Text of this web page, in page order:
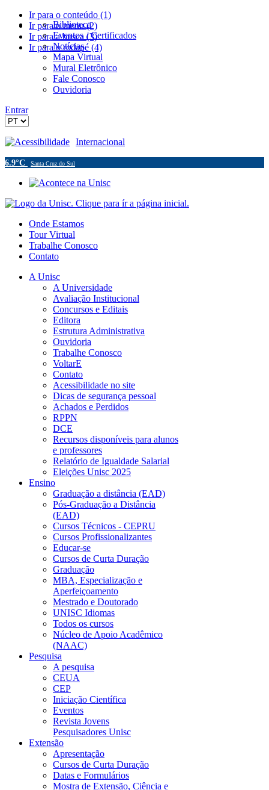
Ir para o conteúdo (1)
Ir para o menu (2)
Ir para a busca (3)
Ir para o rodapé (4)
Biblioteca
Eventos / Certificados
Notícias
Mapa Virtual
Mural Eletrônico
Fale Conosco
Ouvidoria
Entrar
Acessibilidade Internacional
6.9°C Santa Cruz do Sul
Onde Estamos
Tour Virtual
Trabalhe Conosco
Contato
A Unisc
A Universidade
Avaliação Institucional
Concursos e Editais
Editora
Estrutura Administrativa
Ouvidoria
Trabalhe Conosco
VoltarE
Contato
Acessibilidade no site
Dicas de segurança pessoal
Achados e Perdidos
RPPN
DCE
Recursos disponíveis para alunos
e professores
Relatório de Igualdade Salarial
Eleições Unisc 2025
Ensino
Graduação a distância (EAD)
Pós-Graduação a Distância
(EAD)
Cursos Técnicos - CEPRU
Cursos Profissionalizantes
Educar-se
Cursos de Curta Duração
Graduação
MBA, Especialização e
Aperfeiçoamento
Mestrado e Doutorado
UNISC Idiomas
Todos os cursos
Núcleo de Apoio Acadêmico
(NAAC)
Pesquisa
A pesquisa
CEUA
CEP
Iniciação Científica
Eventos
Revista Jovens
Pesquisadores Unisc
Extensão
Apresentação
Cursos de Curta Duração
Datas e Formulários
Mostra de Extensão, Ciência e